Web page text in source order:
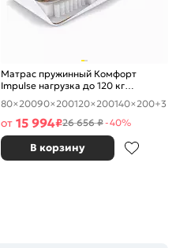
Матрас пружинный Комфорт
Impulse нагрузка до 120 кг
1800x2000
80×20090×200120×200140×200+3
от 15 994₽26 656 ₽-40%
В корзину